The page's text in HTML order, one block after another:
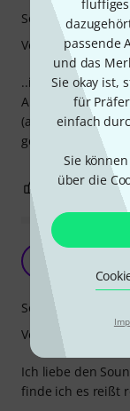
passende
und das
Sie okay ist,
für
einfach
Sie
über die
..in vielen
Augustine blau
(aus Not) auch
gelandet. Danke.
Sound
Verarbeitung
0
toller
Ich liebe den
finde ich es reißt
Sound
Verarbeitung